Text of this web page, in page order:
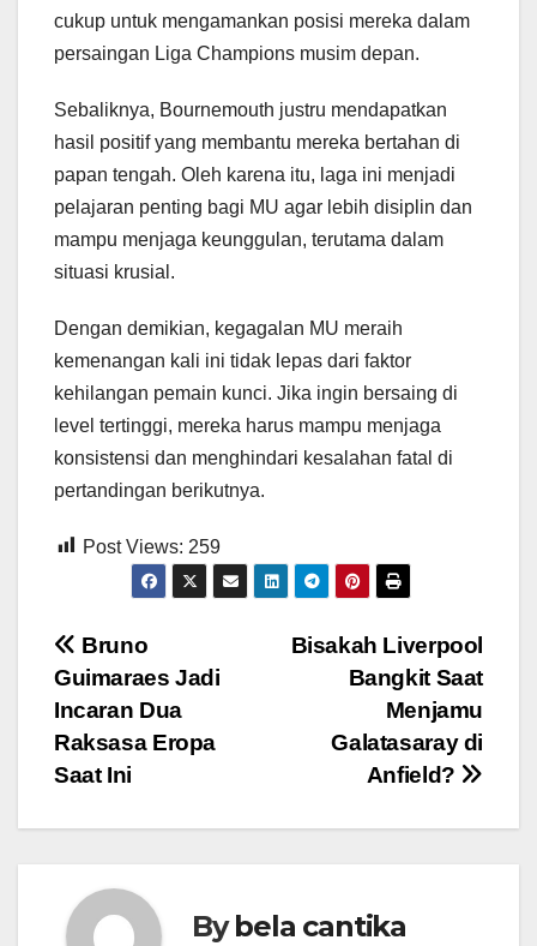
cukup untuk mengamankan posisi mereka dalam
persaingan Liga Champions musim depan.
Sebaliknya, Bournemouth justru mendapatkan
hasil positif yang membantu mereka bertahan di
papan tengah. Oleh karena itu, laga ini menjadi
pelajaran penting bagi MU agar lebih disiplin dan
mampu menjaga keunggulan, terutama dalam
situasi krusial.
Dengan demikian, kegagalan MU meraih
kemenangan kali ini tidak lepas dari faktor
kehilangan pemain kunci. Jika ingin bersaing di
level tertinggi, mereka harus mampu menjaga
konsistensi dan menghindari kesalahan fatal di
pertandingan berikutnya.
Post Views: 259
Post
navigation
Bisakah Liverpool
Bangkit Saat
Menjamu
Galatasaray di
Anfield?
Bruno
Guimaraes Jadi
Incaran Dua
Raksasa Eropa
Saat Ini
Bybela cantika